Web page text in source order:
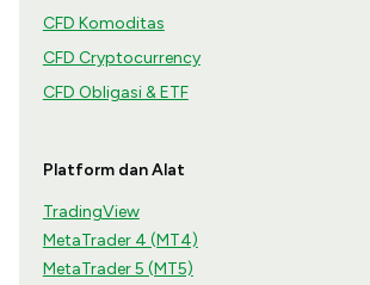
CFD Komoditas
CFD Cryptocurrency
CFD Obligasi & ETF
Platform dan Alat
TradingView
MetaTrader 4 (MT4)
MetaTrader 5 (MT5)